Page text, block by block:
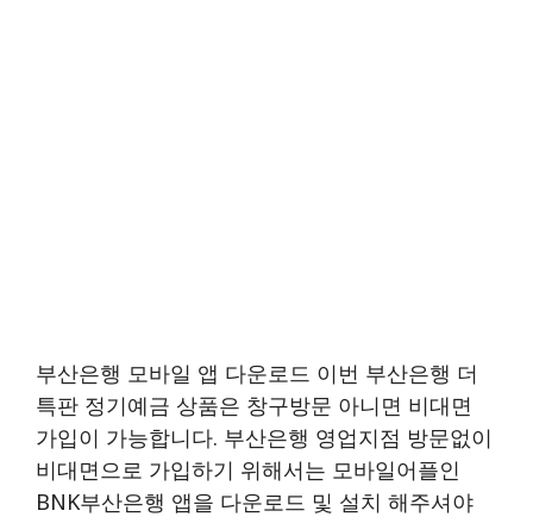
부산은행 모바일 앱 다운로드 이번 부산은행 더
특판 정기예금 상품은 창구방문 아니면 비대면
가입이 가능합니다. 부산은행 영업지점 방문없이
비대면으로 가입하기 위해서는 모바일어플인
BNK부산은행 앱을 다운로드 및 설치 해주셔야